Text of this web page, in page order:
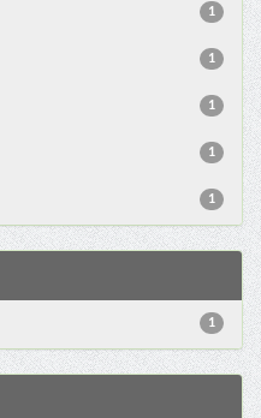
1
1
1
1
1
1